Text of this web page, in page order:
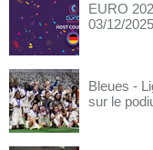
EURO
03/12/2025
Bleues -
sur le